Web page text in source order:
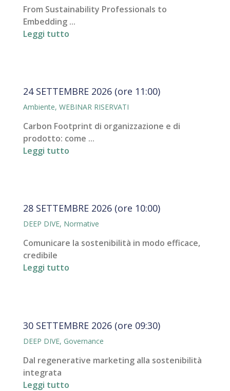
From Sustainability Professionals to
Embedding ...
Leggi tutto
24 SETTEMBRE 2026 (ore 11:00)
Ambiente, WEBINAR RISERVATI
Carbon Footprint di organizzazione e di
prodotto: come ...
Leggi tutto
28 SETTEMBRE 2026 (ore 10:00)
DEEP DIVE, Normative
Comunicare la sostenibilità in modo efficace,
credibile
Leggi tutto
30 SETTEMBRE 2026 (ore 09:30)
DEEP DIVE, Governance
Dal regenerative marketing alla sostenibilità
integrata
Leggi tutto